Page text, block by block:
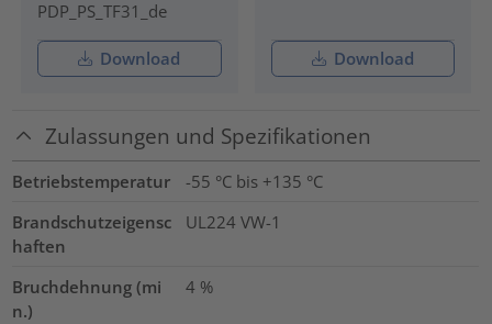
PDP_PS_TF31_de
Download Download
Zulassungen und Spezifikationen
Betriebstemperatur
-55 °C bis +135 °C
Brandschutzeigensc
haften
UL224 VW-1
Bruchdehnung (mi
n.)
4 %